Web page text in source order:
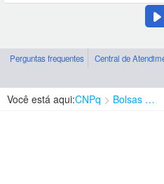
Perguntas frequentes Central de
Você está aqui:CNPq Bolsas e Auxílios Vigentes